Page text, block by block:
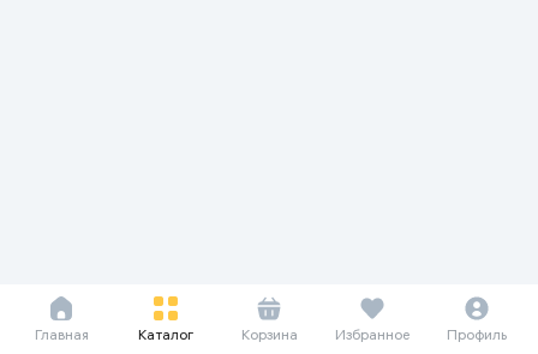
Главная Каталог Корзина Избранное Профиль